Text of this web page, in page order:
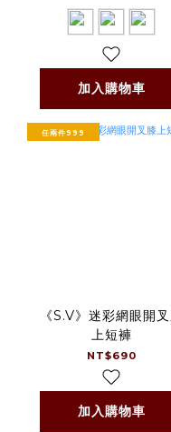
加入購物車
任兩件999
《S.V》迷彩網眼開
上短褲
NT$690
加入購物車